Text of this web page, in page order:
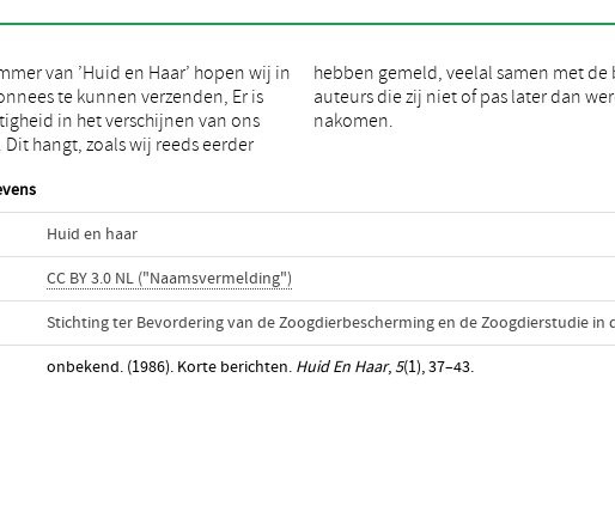
van ’Huid en Haar’ hopen wij in
te kunnen verzenden, Er is
in het verschijnen van ons
hangt, zoals wij reeds eerder
veelal samen met de beloften van
of pas later dan werd afgesproken
nakomen.
Huid en haar
CC BY 3.0 NL ("Naamsvermelding")
Stichting ter Bevordering van de Zoogdierbescherming en de Zoogdierstudie in
onbekend. (1986). Korte berichten. Huid En Haar,5(1), 37–43.